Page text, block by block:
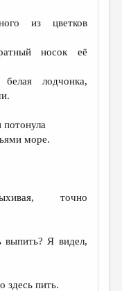
из цветков
носок её
лодчонка,
потонула
море.
точно
выпить? Я видел,
здесь пить.